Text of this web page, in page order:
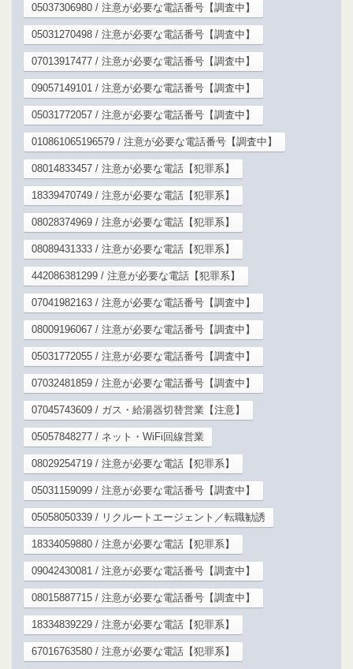
05037306980 / 注意が必要な電話番号【調査中】
05031270498 / 注意が必要な電話番号【調査中】
07013917477 / 注意が必要な電話番号【調査中】
09057149101 / 注意が必要な電話番号【調査中】
05031772057 / 注意が必要な電話番号【調査中】
010861065196579 / 注意が必要な電話番号【調査中】
08014833457 / 注意が必要な電話【犯罪系】
18339470749 / 注意が必要な電話【犯罪系】
08028374969 / 注意が必要な電話【犯罪系】
08089431333 / 注意が必要な電話【犯罪系】
442086381299 / 注意が必要な電話【犯罪系】
07041982163 / 注意が必要な電話番号【調査中】
08009196067 / 注意が必要な電話番号【調査中】
05031772055 / 注意が必要な電話番号【調査中】
07032481859 / 注意が必要な電話番号【調査中】
07045743609 / ガス・給湯器切替営業【注意】
05057848277 / ネット・WiFi回線営業
08029254719 / 注意が必要な電話【犯罪系】
05031159099 / 注意が必要な電話番号【調査中】
05058050339 / リクルートエージェント／転職勧誘
18334059880 / 注意が必要な電話【犯罪系】
09042430081 / 注意が必要な電話番号【調査中】
08015887715 / 注意が必要な電話番号【調査中】
18334839229 / 注意が必要な電話【犯罪系】
67016763580 / 注意が必要な電話【犯罪系】